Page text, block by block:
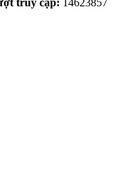
truy cập: 14623857